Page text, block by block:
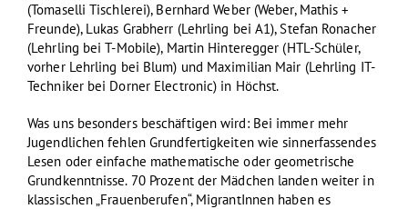
(Tomaselli Tischlerei), Bernhard Weber (Weber, Mathis +
Freunde), Lukas Grabherr (Lehrling bei A1), Stefan Ronacher
(Lehrling bei T-Mobile), Martin Hinteregger (HTL-Schüler,
vorher Lehrling bei Blum) und Maximilian Mair (Lehrling IT-
Techniker bei Dorner Electronic) in Höchst.
Was uns besonders beschäftigen wird: Bei immer mehr
Jugendlichen fehlen Grundfertigkeiten wie sinnerfassendes
Lesen oder einfache mathematische oder geometrische
Grundkenntnisse. 70 Prozent der Mädchen landen weiter in
klassischen „Frauenberufen“, MigrantInnen haben es